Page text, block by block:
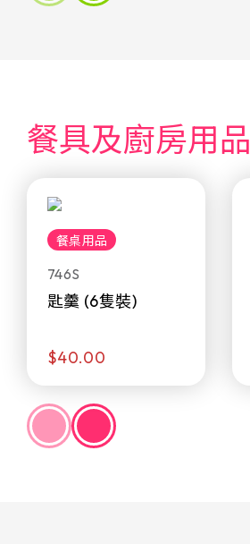
餐具及廚房用品
餐桌用品
746S
匙羹 (6隻裝)
$40.00